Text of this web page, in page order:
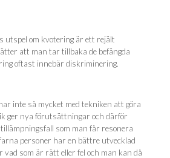
utspel om kvotering är ett rejält
att man tar tillbaka de befängda
oftast innebär diskriminering.
inte så mycket med tekniken att göra
ger nya förutsättningar och därför
som man får resonera
personer har en bättre utvecklad
vad som är rätt eller fel och man kan då